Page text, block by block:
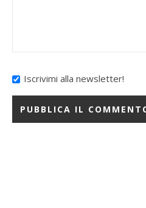
Iscrivimi alla newsletter!